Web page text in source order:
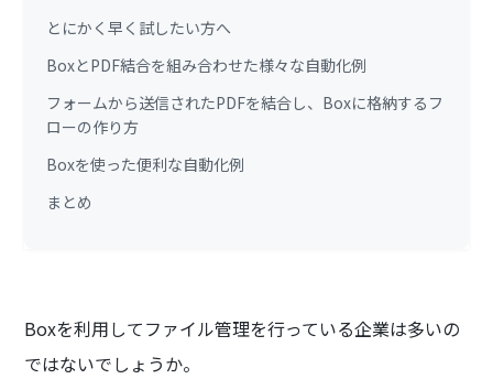
とにかく早く試したい方へ
BoxとPDF結合を組み合わせた様々な自動化例
フォームから送信されたPDFを結合し、Boxに格納するフ
ローの作り方
Boxを使った便利な自動化例
まとめ
Boxを利用してファイル管理を行っている企業は多いの
ではないでしょうか。